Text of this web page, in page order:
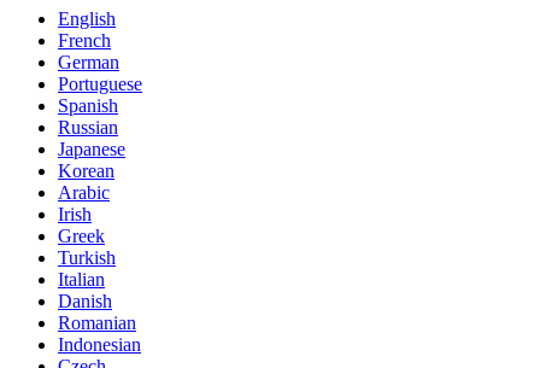
English
French
German
Portuguese
Spanish
Russian
Japanese
Korean
Arabic
Irish
Greek
Turkish
Italian
Danish
Romanian
Indonesian